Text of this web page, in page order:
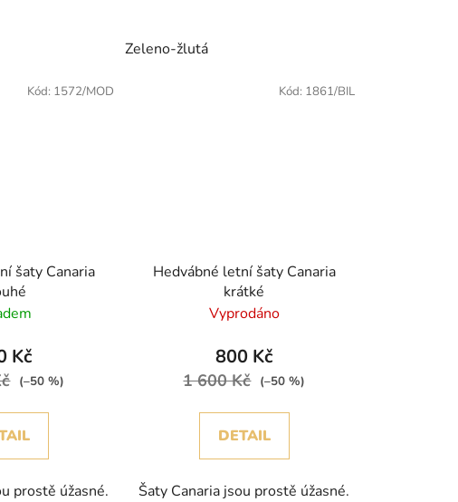
Zeleno-žlutá
šaty Canaria
Kč
(–50 %)
prostě úžasné.
Kód: 1572/MOD
Hedvábné letní šaty Canaria
krátké
Vyprodáno
800 Kč
1 600 Kč (–50 %)
DETAIL
Šaty Canaria jsou prostě úžasné.
Kód: 1861/BIL